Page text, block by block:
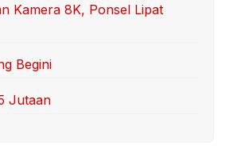
Kamera 8K, Ponsel Lipat
Begini
Jutaan